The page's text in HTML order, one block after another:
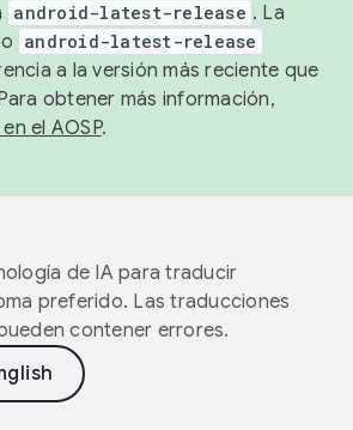
android-latest-release . La
android-latest-release
a la versión más reciente que
obtener más información,
el AOSP.
de IA para traducir
preferido. Las traducciones
contener errores.